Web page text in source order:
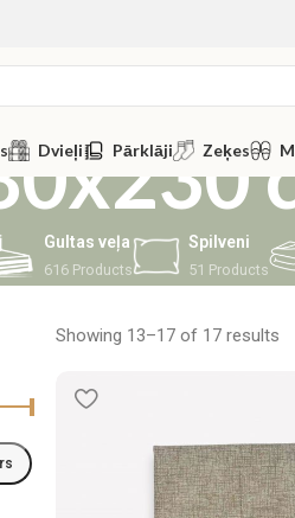
Dvieļi Pārklāji Zeķes
Gultas veļa
616 Products
Spilveni
51 Products
Showing 13–17 of 17 results